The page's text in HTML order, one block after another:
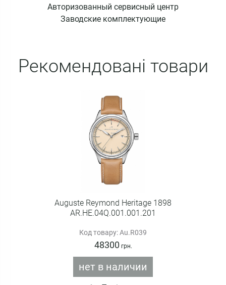
Авторизованный сервисный центр
Заводские комплектующие
Рекомендовані товари
Auguste Reymond Heritage 1898
AR.HE.04Q.001.001.201
Код товару: Au.R039
48300 грн.
нет в наличии